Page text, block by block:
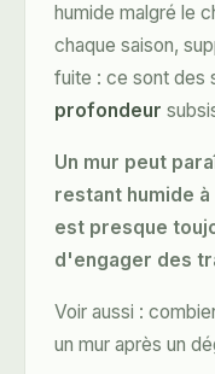
humide malgré le
chaque saison,
fuite : ce sont des
profondeur
Un mur peut
restant humide
est presque
d'engager des
Voir aussi :
un mur après un